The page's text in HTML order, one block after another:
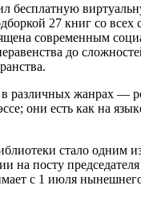
бесплатную
27 книг со всех
современным
до
различных жанрах —
они есть как на
стало одним
на посту
с 1 июля